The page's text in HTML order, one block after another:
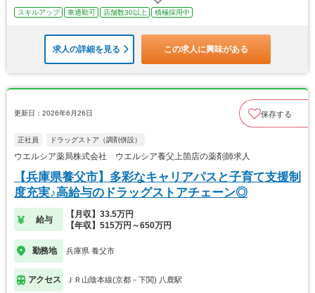
スキルアップ 車通勤可 店舗数30以上 積極採用中
求人の詳細を見る この求人に興味がある
更新日：2026年6月26日 保存する
正社員 ドラッグストア（調剤併設）
ウエルシア薬局株式会社 ウエルシア養父上箇店の薬剤師求人
【兵庫県養父市】多彩なキャリアパスと子育て支援制
度充実♪高給与のドラッグストアチェーン◎
給与
【月収】33.5万円
【年収】515万円～650万円
勤務地 兵庫県 養父市
アクセス ＪＲ山陰本線(京都－下関) 八鹿駅